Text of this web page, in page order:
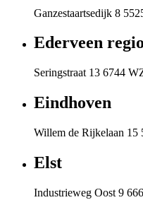
Ganzestaartsedijk 8
Ederveen
Seringstraat 13 6744
Eindhoven
Willem de Rijkelaan 15
Elst
Industrieweg Oost 9